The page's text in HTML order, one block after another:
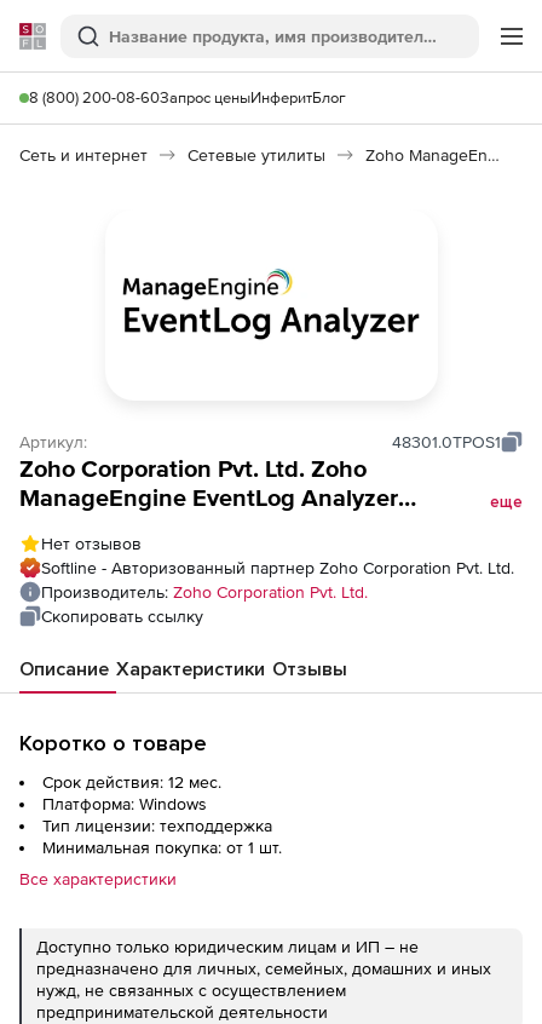
Softline
Поиск
8 (800) 200-08-60Запрос ценыИнферитБлог
Сеть и интернет Сетевые утилиты Zoho ManageEngine EventLog Analyzer
Артикул: 48301.0TPOS1
Zoho Corporation Pvt. Ltd. Zoho
ManageEngine EventLog Analyzer
1 год), Professional services addon - Custom
Log Parser Rule - Onsite
еще
Нет отзывов
Softline - Авторизованный партнер Zoho Corporation Pvt. Ltd.
Производитель: Zoho Corporation Pvt. Ltd.
Скопировать ссылку
Описание Характеристики Отзывы
Коротко о товаре
Срок действия: 12 мес.
Платформа: Windows
Тип лицензии: техподдержка
Минимальная покупка: от 1 шт.
Все характеристики
Доступно только юридическим лицам и ИП – не
предназначено для личных, семейных, домашних и иных
нужд, не связанных с осуществлением
предпринимательской деятельности